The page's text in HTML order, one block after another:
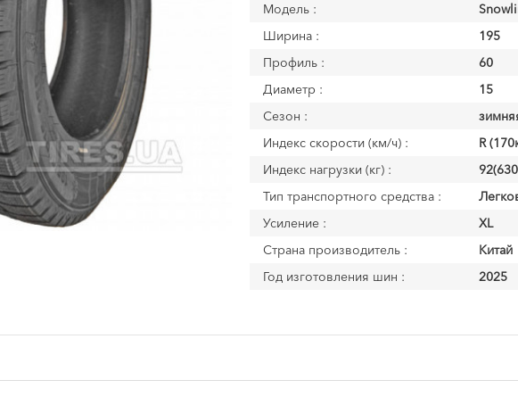
Модель :
Ширина :
195
Профиль :
60
Диаметр :
15
Сезон :
Индекс скорости (км/ч) :
R
Индекс нагрузки (кг) :
Тип транспортного средства :
Усиление :
XL
Страна производитель :
Китай
Год изготовления шин :
2025